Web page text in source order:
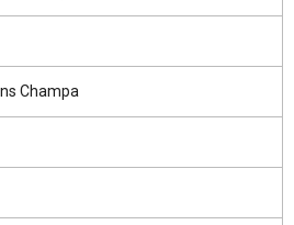
Champa